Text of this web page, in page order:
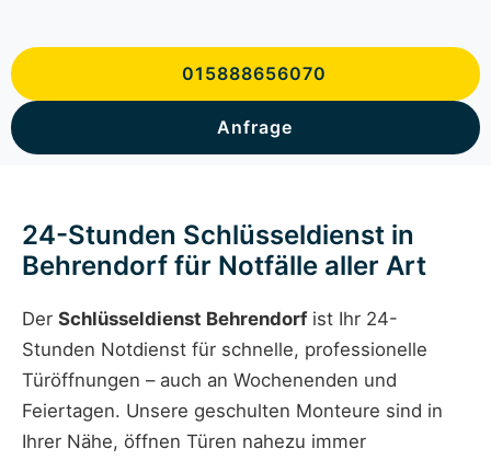
015888656070
Anfrage
24-Stunden Schlüsseldienst in
Behrendorf für Notfälle aller Art
Der Schlüsseldienst Behrendorfist Ihr 24-
Stunden Notdienst für schnelle, professionelle
Türöffnungen – auch an Wochenenden und
Feiertagen. Unsere geschulten Monteure sind in
Ihrer Nähe, öffnen Türen nahezu immer